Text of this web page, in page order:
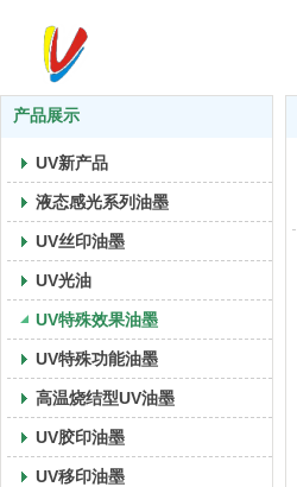
产品展示
UV新产品
液态感光系列油墨
UV丝印油墨
UV光油
UV特殊效果油墨
UV特殊功能油墨
高温烧结型UV油墨
UV胶印油墨
UV移印油墨